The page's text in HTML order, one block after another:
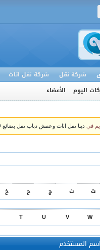
شركة نقل شركة نقل اثاث
اليوم الأعضاء
في دينا نقل اثاث وعفش دباب نقل بضائع 0509342419
ت ث ج ح خ
T U V W
المستخدم